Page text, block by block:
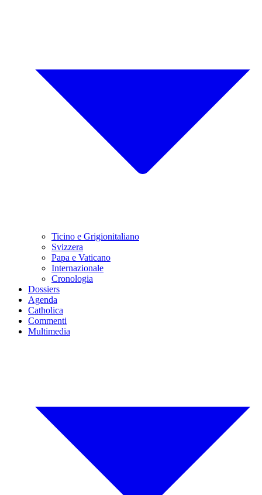
Ticino e Grigionitaliano
Svizzera
Papa e Vaticano
Internazionale
Cronologia
Dossiers
Agenda
Catholica
Commenti
Multimedia